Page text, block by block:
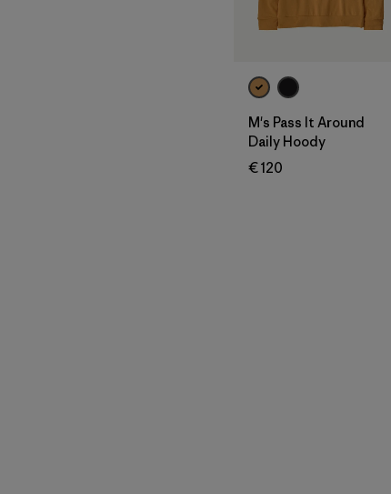
M's Pass It Around
Daily Hoody
€ 120